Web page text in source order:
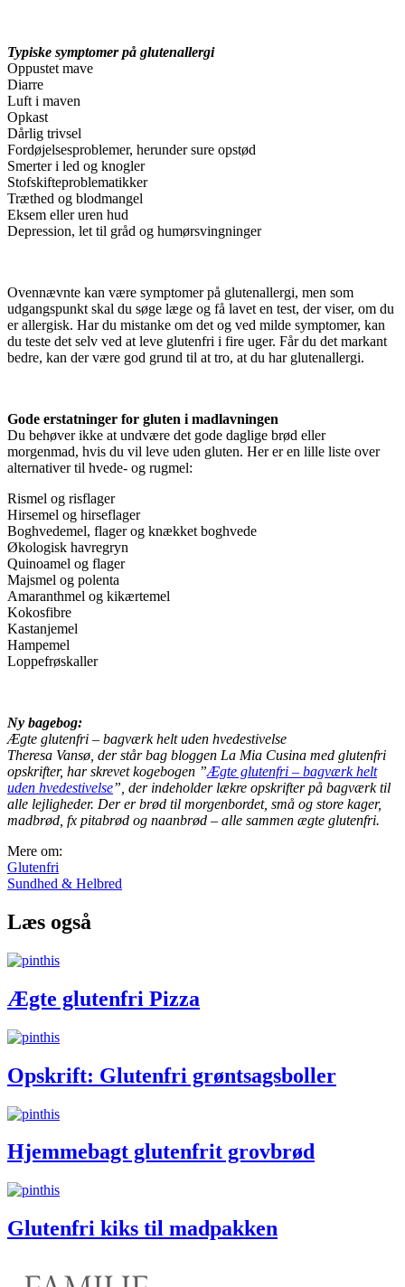
Typiske symptomer på glutenallergi
Oppustet mave
Diarre
Luft i maven
Opkast
Dårlig trivsel
Fordøjelsesproblemer, herunder sure opstød
Smerter i led og knogler
Stofskifteproblematikker
Træthed og blodmangel
Eksem eller uren hud
Depression, let til gråd og humørsvingninger
Ovennævnte kan være symptomer på glutenallergi, men som
udgangspunkt skal du søge læge og få lavet en test, der viser, om du
er allergisk. Har du mistanke om det og ved milde symptomer, kan
du teste det selv ved at leve glutenfri i fire uger. Får du det markant
bedre, kan der være god grund til at tro, at du har glutenallergi.
Gode erstatninger for gluten i madlavningen
Du behøver ikke at undvære det gode daglige brød eller
morgenmad, hvis du vil leve uden gluten. Her er en lille liste over
alternativer til hvede- og rugmel:
Rismel og risflager
Hirsemel og hirseflager
Boghvedemel, flager og knækket boghvede
Økologisk havregryn
Quinoamel og flager
Majsmel og polenta
Amaranthmel og kikærtemel
Kokosfibre
Kastanjemel
Hampemel
Loppefrøskaller
Ny bagebog:
Ægte glutenfri – bagværk helt uden hvedestivelse
Theresa Vansø, der står bag bloggen La Mia Cusina med glutenfri
opskrifter, har skrevet kogebogen ”Ægte glutenfri – bagværk helt
uden hvedestivelse”, der indeholder lækre opskrifter på bagværk til
alle lejligheder. Der er brød til morgenbordet, små og store kager,
madbrød, fx pitabrød og naanbrød – alle sammen ægte glutenfri.
Mere om:
Glutenfri
Sundhed & Helbred
Læs også
Ægte glutenfri Pizza
Opskrift: Glutenfri grøntsagsboller
Hjemmebagt glutenfrit grovbrød
Glutenfri kiks til madpakken